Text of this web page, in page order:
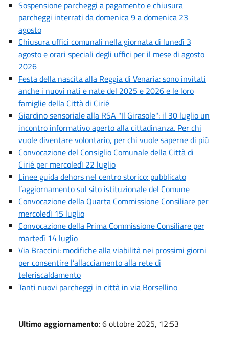
Sospensione parcheggi a pagamento e chiusura
parcheggi interrati da domenica 9 a domenica 23
agosto
Chiusura uffici comunali nella giornata di lunedì 3
agosto e orari speciali degli uffici per il mese di agosto
2026
Festa della nascita alla Reggia di Venaria: sono invitati
anche i nuovi nati e nate del 2025 e 2026 e le loro
famiglie della Città di Cirié
Giardino sensoriale alla RSA "Il Girasole": il 30 luglio un
incontro informativo aperto alla cittadinanza. Per chi
vuole diventare volontario, per chi vuole saperne di più
Convocazione del Consiglio Comunale della Città di
Cirié per mercoledì 22 luglio
Linee guida dehors nel centro storico: pubblicato
l’aggiornamento sul sito istituzionale del Comune
Convocazione della Quarta Commissione Consiliare per
mercoledì 15 luglio
Convocazione della Prima Commissione Consiliare per
martedì 14 luglio
Via Braccini: modifiche alla viabilità nei prossimi giorni
per consentire l’allacciamento alla rete di
teleriscaldamento
Tanti nuovi parcheggi in città in via Borsellino
Ultimo aggiornamento: 6 ottobre 2025, 12:53